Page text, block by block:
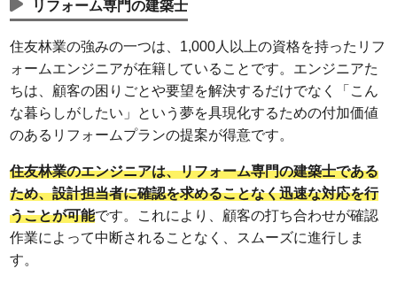
リフォーム専門の建築士
住友林業の強みの一つは、1,000人以上の資格を持ったリフ
ォームエンジニアが在籍していることです。エンジニアた
ちは、顧客の困りごとや要望を解決するだけでなく「こん
な暮らしがしたい」という夢を具現化するための付加価値
のあるリフォームプランの提案が得意です。
住友林業のエンジニアは、リフォーム専門の建築士である
ため、設計担当者に確認を求めることなく迅速な対応を行
うことが可能です。これにより、顧客の打ち合わせが確認
作業によって中断されることなく、スムーズに進行しま
す。